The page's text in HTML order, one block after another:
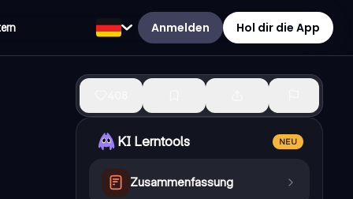
Anmelden Hol dir die App
KI Lerntools NEU
Zusammenfassung